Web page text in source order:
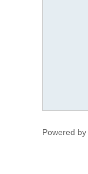
Powered by